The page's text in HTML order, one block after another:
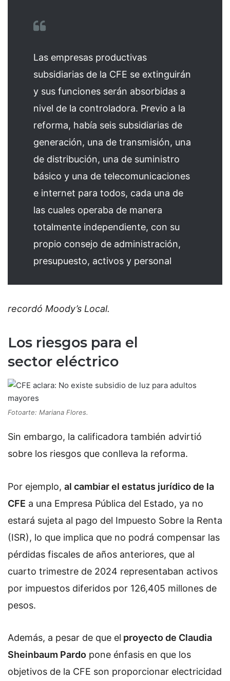
Las empresas productivas
subsidiarias de la CFE se extinguirán
y sus funciones serán absorbidas a
nivel de la controladora. Previo a la
reforma, había seis subsidiarias de
generación, una de transmisión, una
de distribución, una de suministro
básico y una de telecomunicaciones
e internet para todos, cada una de
las cuales operaba de manera
totalmente independiente, con su
propio consejo de administración,
presupuesto, activos y personal
recordó Moody’s Local.
Los riesgos para el
sector eléctrico
Fotoarte: Mariana Flores.
Sin embargo, la calificadora también advirtió
sobre los riesgos que conlleva la reforma.
Por ejemplo, al cambiar el estatus jurídico de la
CFE a una Empresa Pública del Estado, ya no
estará sujeta al pago del Impuesto Sobre la Renta
(ISR), lo que implica que no podrá compensar las
pérdidas fiscales de años anteriores, que al
cuarto trimestre de 2024 representaban activos
por impuestos diferidos por 126,405 millones de
pesos.
Además, a pesar de que el proyecto de Claudia
Sheinbaum Pardo pone énfasis en que los
objetivos de la CFE son proporcionar electricidad